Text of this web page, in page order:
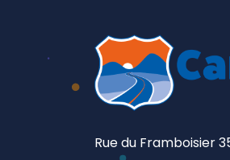
Rue du Framboisier